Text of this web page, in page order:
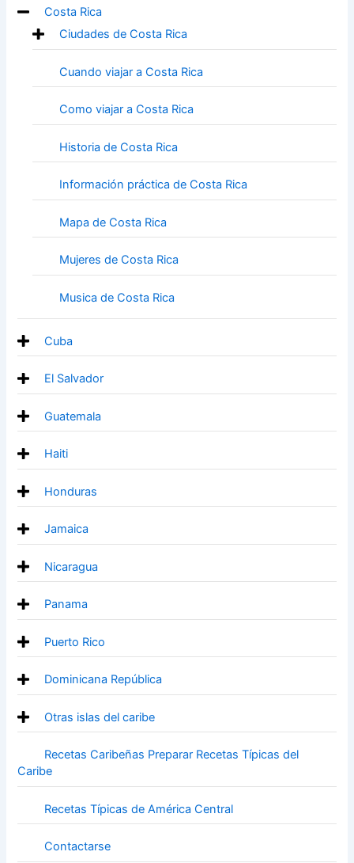
Costa Rica
Ciudades de Costa Rica
Cuando viajar a Costa Rica
Como viajar a Costa Rica
Historia de Costa Rica
Información práctica de Costa Rica
Mapa de Costa Rica
Mujeres de Costa Rica
Musica de Costa Rica
Cuba
El Salvador
Guatemala
Haiti
Honduras
Jamaica
Nicaragua
Panama
Puerto Rico
Dominicana República
Otras islas del caribe
Recetas Caribeñas Preparar Recetas Típicas del
Caribe
Recetas Típicas de América Central
Contactarse